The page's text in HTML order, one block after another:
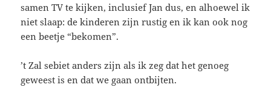
samen TV te kijken, inclusief Jan dus, en alhoewel ik
niet slaap: de kinderen zijn rustig en ik kan ook nog
een beetje “bekomen”.
’t Zal sebiet anders zijn als ik zeg dat het genoeg
geweest is en dat we gaan ontbijten.